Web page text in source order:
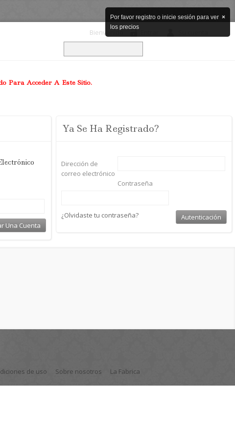
Bienvenido
Para Acceder A Este Sitio.
Ya Se Ha Registrado?
Dirección de
correo electrónico
Contraseña
¿Olvidaste tu contraseña?
de uso Sobre nosotros
La Fabrica
×
Por favor registro o inicie sesión para ver
los precios